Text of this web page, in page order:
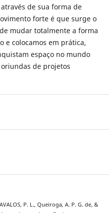
de sua forma de
forte é que surge o
mudar totalmente a forma
e colocamos em prática,
espaço no mundo
de projetos
P. L., Queiroga, A. P. G. de, &